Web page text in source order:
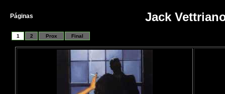
Páginas
1 2 Prox Final
Jack